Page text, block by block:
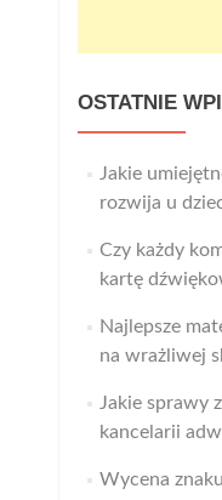
OSTATNIE
Jakie
rozwija u
Czy każdy
kartę
Najlepsze
na wrażliwej
Jakie sprawy
kancelarii
Wycena